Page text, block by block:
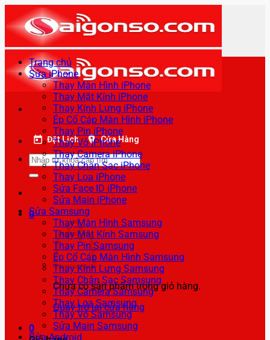
qua
nội
dung
Đặt Lịch Cửa Hàng
Tìm
kiếm:
0
Chưa có sản phẩm trong giỏ hàng.
Quay trở lại cửa hàng
0
Trang chủ
Sửa iPhone
Thay Màn Hình iPhone
Thay Mặt Kính iPhone
Thay Kính Lưng iPhone
Ép Cổ Cáp Màn Hình iPhone
Thay Pin iPhone
Thay Vỏ iPhone
Thay Camera iPhone
Thay Chân Sạc iPhone
Thay Loa iPhone
Sửa Face ID iPhone
Sửa Main iPhone
Sửa Samsung
Thay Màn Hình Samsung
Thay Mặt Kính Samsung
Thay Pin Samsung
Ép Cổ Cáp Màn Hình Samsung
Thay Kính Lưng Samsung
Thay Chân Sạc Samsung
Thay Camera Samsung
Thay Loa Samsung
Thay Vỏ Samsung
Sửa Main Samsung
Sửa Android